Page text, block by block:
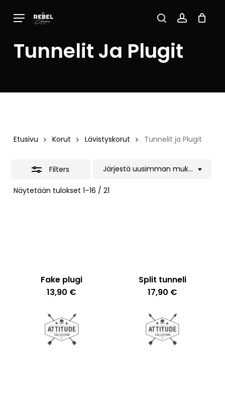
content
Menu Cart Close
Tunnelit Ja Plugit
Etusivu Korut Lävistyskorut Tunnelit ja Plugit
Filters
Näytetään tulokset 1–16 / 21Sorted
Järjestä uusimman mukaan
Close
Fake plugi
13,90 €
Split tunneli
17,90 €